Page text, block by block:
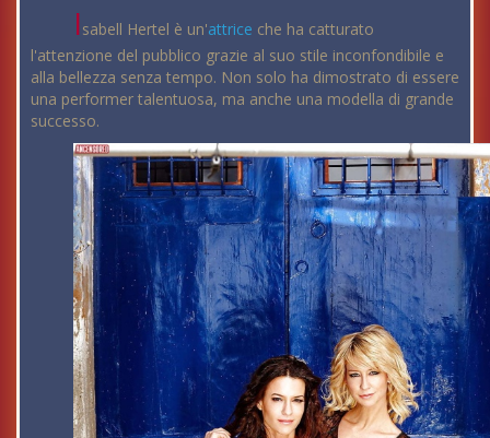
Isabell Hertel è un'attrice che ha catturato
l'attenzione del pubblico grazie al suo stile inconfondibile e
alla bellezza senza tempo. Non solo ha dimostrato di essere
una performer talentuosa, ma anche una modella di grande
successo.